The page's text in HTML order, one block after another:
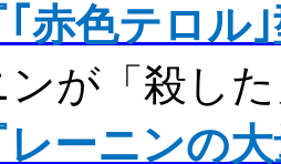
｢赤色テロ
ンが 「殺し
レーニンの